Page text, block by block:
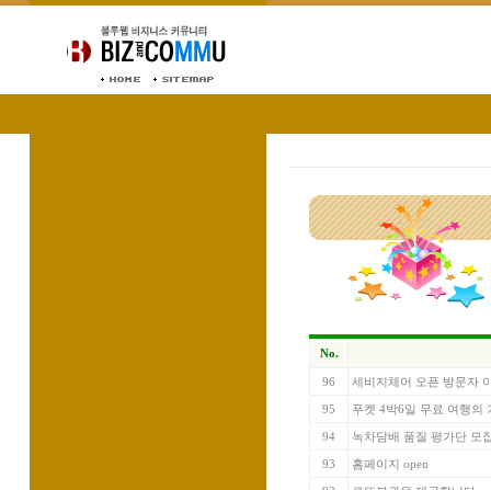
No.
96 세비지체어 오픈 방문자
95 푸켓 4박6일 무료 여행의
94 녹차담배 품질 평가단 모
93 홈페이지 open